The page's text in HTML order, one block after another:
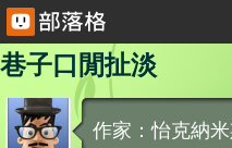
巷子口閒扯淡
作家：怡克納